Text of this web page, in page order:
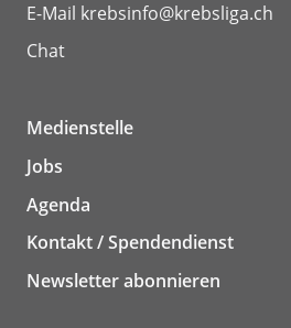
E-Mail krebsinfo@krebsliga.ch
Chat
Medienstelle
Jobs
Agenda
Kontakt / Spendendienst
Newsletter abonnieren